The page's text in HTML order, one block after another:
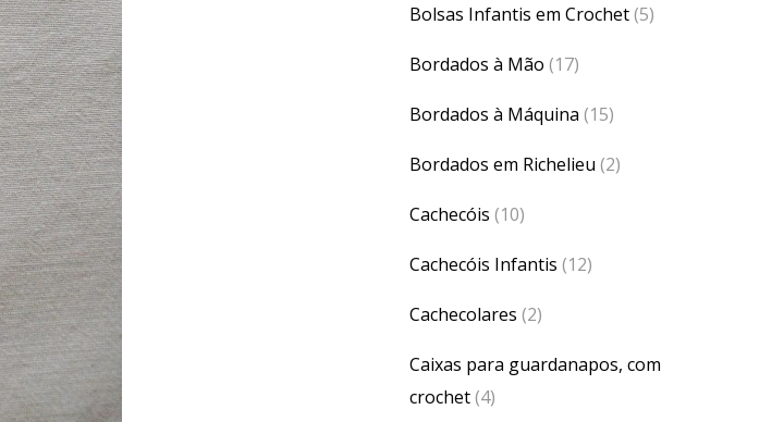
Bolsas Infantis em Crochet(5)
Bordados à Mão (17)
Bordados à Máquina (15)
Bordados em Richelieu (2)
Cachecóis (10)
Cachecóis Infantis (12)
Cachecolares (2)
Caixas para guardanapos, com
crochet(4)